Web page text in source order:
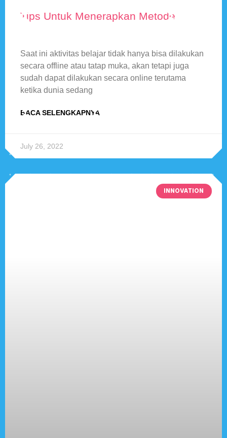
Tips Untuk Menerapkan Metode
Saat ini aktivitas belajar tidak hanya bisa dilakukan
secara offline atau tatap muka, akan tetapi juga
sudah dapat dilakukan secara online terutama
ketika dunia sedang
BACA SELENGKAPNYA
July 26, 2022
INNOVATION